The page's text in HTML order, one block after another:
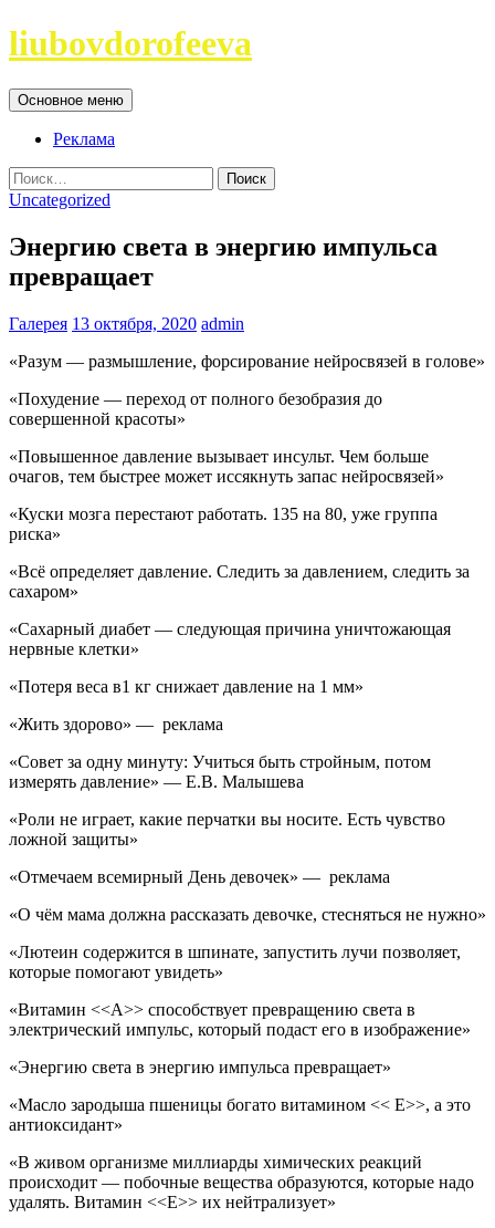
Перейти
к
liubovdorofeeva
Поиск
Основное меню
Реклама
Найти:
Uncategorized
Энергию света в энергию импульса
превращает
Галерея 13 октября, 2020 admin
«Разум — размышление, форсирование нейросвязей в голове»
«Похудение — переход от полного безобразия до
совершенной красоты»
«Повышенное давление вызывает инсульт. Чем больше
очагов, тем быстрее может иссякнуть запас нейросвязей»
«Куски мозга перестают работать. 135 на 80, уже группа
риска»
«Всё определяет давление. Следить за давлением, следить за
сахаром»
«Сахарный диабет — следующая причина уничтожающая
нервные клетки»
«Потеря веса в1 кг снижает давление на 1 мм»
«Жить здорово» — реклама
«Совет за одну минуту: Учиться быть стройным, потом
измерять давление» — Е.В. Малышева
«Роли не играет, какие перчатки вы носите. Есть чувство
ложной защиты»
«Отмечаем всемирный День девочек» — реклама
«О чём мама должна рассказать девочке, стесняться не нужно»
«Лютеин содержится в шпинате, запустить лучи позволяет,
которые помогают увидеть»
«Витамин <<А>> способствует превращению света в
электрический импульс, который подаст его в изображение»
«Энергию света в энергию импульса превращает»
«Масло зародыша пшеницы богато витамином << Е>>, а это
антиоксидант»
«В живом организме миллиарды химических реакций
происходит — побочные вещества образуются, которые надо
удалять. Витамин <<Е>> их нейтрализует»